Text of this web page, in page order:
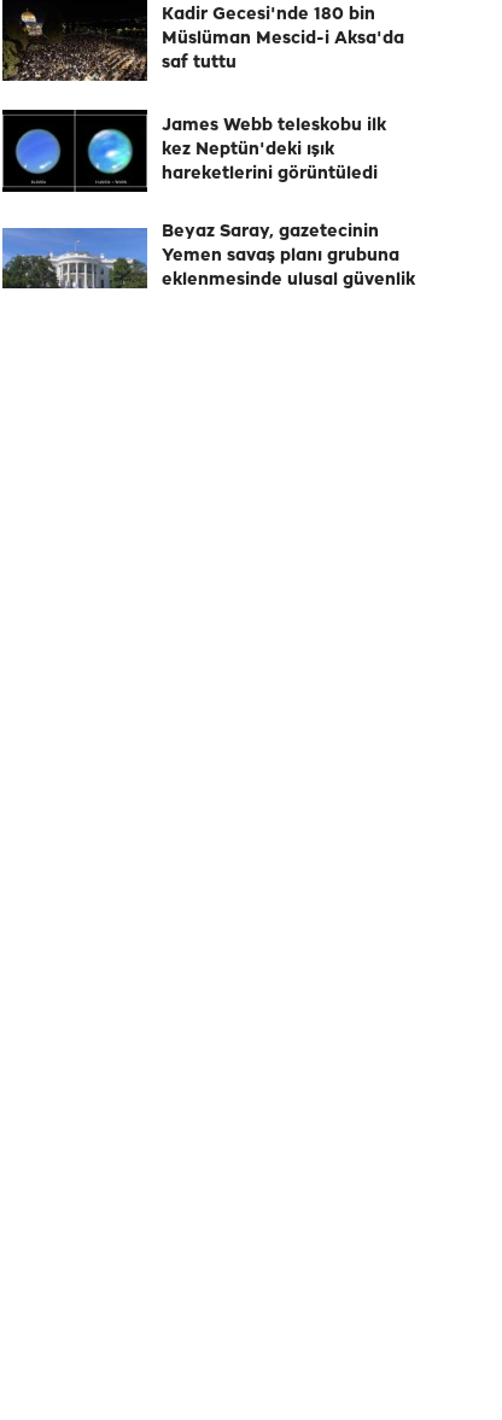
Kadir Gecesi'nde 180 bin
Müslüman Mescid-i Aksa'da
saf tuttu
James Webb teleskobu ilk
kez Neptün'deki ışık
hareketlerini görüntüledi
Beyaz Saray, gazetecinin
Yemen savaş planı grubuna
eklenmesinde ulusal güvenlik